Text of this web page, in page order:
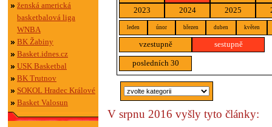
ženská americká
basketbalová liga
WNBA
BK Žabiny
Basket.idnes.cz
USK Basketbal
BK Trutnov
SOKOL Hradec Králové
Basket Valosun
2023
2024 2025
leden únor březen duben květen
vzestupně sestupně
posledních 30
V srpnu 2016 vyšly tyto články: